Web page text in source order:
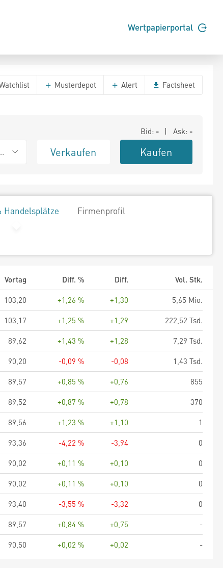
Wertpapierportal
Musterdepot Alert Factsheet
Bid: - | Ask: -
(Baadex) Verkaufen Kaufen
Handelsplätze Firmenprofil
Vortag Diff. % Diff.
Vol. Stk.
103,20 +1,26 % +1,30
5,65 Mio.
103,17 +1,25 % +1,29
222,52 Tsd.
89,62 +1,43 % +1,28
7,29 Tsd.
90,20 -0,09 % -0,08
1,43 Tsd.
89,57 +0,85 % +0,76
855
89,52 +0,87 % +0,78
370
89,56 +1,23 % +1,10
1
93,36 -4,22 % -3,94
0
90,02 +0,11 % +0,10
0
90,02 +0,11 % +0,10
0
93,40 -3,55 % -3,32
0
89,57 +0,84 % +0,75
-
90,50 +0,02 % +0,02 -